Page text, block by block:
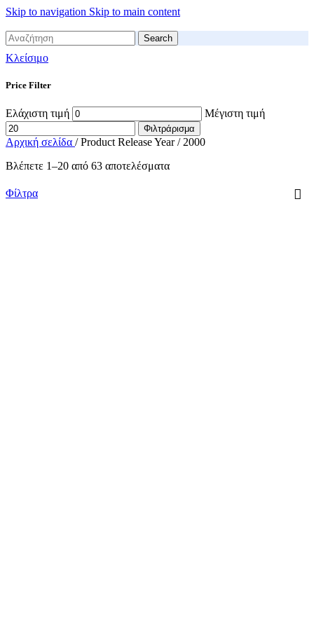
Skip to navigation Skip to main content
Search
Κλείσιμο
Price Filter
Ελάχιστη τιμή Μέγιστη τιμή
Φιλτράρισμα
Αρχική σελίδα / Product Release Year/ 2000
Βλέπετε 1–20 από 63 αποτελέσματα
Φίλτρα